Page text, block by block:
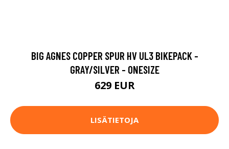
BIG AGNES COPPER SPUR HV UL3 BIKEPACK -
GRAY/SILVER - ONESIZE
629 EUR
LISÄTIETOJA